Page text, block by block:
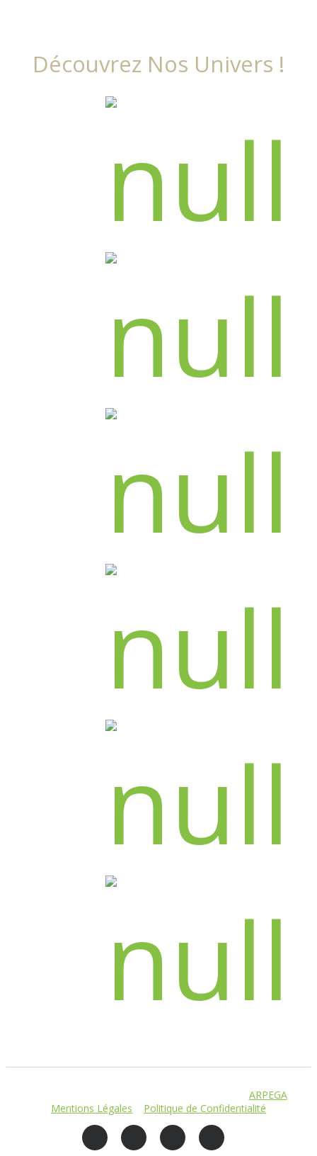
Découvrez Nos Univers !
ARPEGA–
Mentions Légales
Politique de Confidentialité